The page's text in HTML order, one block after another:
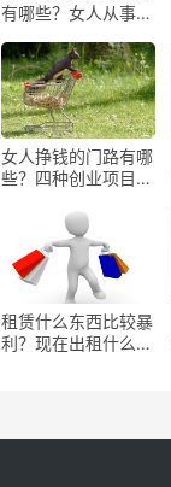
有哪些？女人从事哪
女人挣钱的门路有哪
些？四种创业项目推
租赁什么东西比较暴
利？现在出租什么更